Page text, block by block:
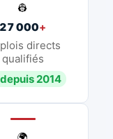
👷
27 000+
directs
qualifiés
2014